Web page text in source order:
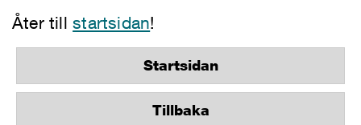
Åter tillstartsidan!
Startsidan
Tillbaka